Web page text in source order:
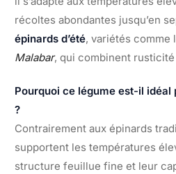
récoltes abondantes jusqu’en
épinards d’été, variétés comme
Malabar, qui combinent
Pourquoi ce légume est-il
?
Contrairement aux épinards
supportent les températures
structure feuillue fine et leur